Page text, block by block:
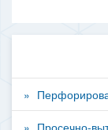
Просечно-